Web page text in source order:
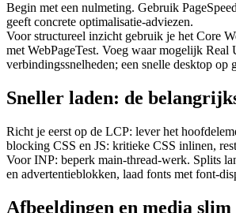
Begin met een nulmeting. Gebruik
geeft concrete optimalisatie-adviezen.
Voor structureel inzicht gebruik je het Core
met WebPageTest. Voeg waar mogelijk
verbindingssnelheden; een snelle desktop op
Sneller laden: de
Richt je eerst op de LCP: lever het
blocking CSS en JS: kritieke CSS inlinen,
Voor INP: beperk main-thread-werk. Splits
en advertentieblokken, laad fonts met font-
Afbeeldingen en media